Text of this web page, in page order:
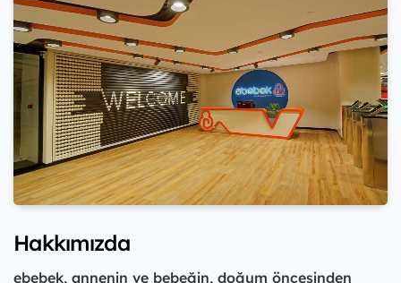
Hakkımızda
ebebek, annenin ve bebeğin, doğum öncesinden